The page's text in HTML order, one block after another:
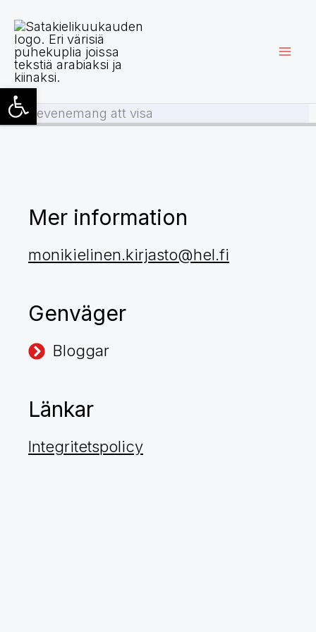
innehåll
Inga evenemang att visa
Mer information
monikielinen.kirjasto@hel.fi
Genväger
Bloggar
Länkar
Integritetspolicy
Open toolbar